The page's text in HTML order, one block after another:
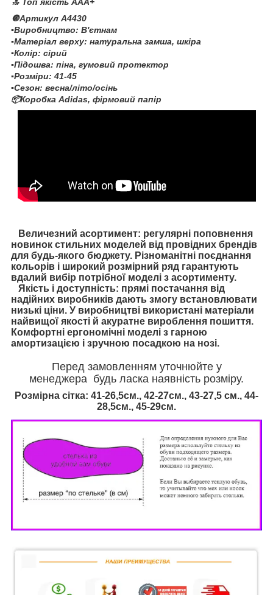
🔝 Топ якість AAA+
🔘Артикул А4430
▪️Виробництво: В'єтнам
▪️Матеріал верху: натуральна замша, шкіра
▪️Колір: сірий
▪️Підошва: піна, гумовий протектор
▪️Розміри: 41-45
▪️Сезон: весна/літо/осінь
📦Коробка Adidas, фірмовий папір
Величезний асортимент: регулярні поповнення
новинок стильних моделей від провідних брендів
для будь-якого бюджету. Різноманітні поєднання
кольорів і широкий розмірний ряд гарантують
вдалий вибір потрібної моделі з асортименту.
Якість і доступність: прямі постачання від
надійних виробників дають змогу встановлювати
низькі ціни. У виробництві використані матеріали
найвищої якості й акуратне вироблення пошиття.
Комфортні ергономічні моделі з гарною
амортизацією і зручною посадкою на нозі.
Перед замовленням уточнюйте у
менеджера будь ласка наявність розміру.
Розмірна сітка: 41-26,5см., 42-27см., 43-27,5 см., 44-
28,5см., 45-29см.